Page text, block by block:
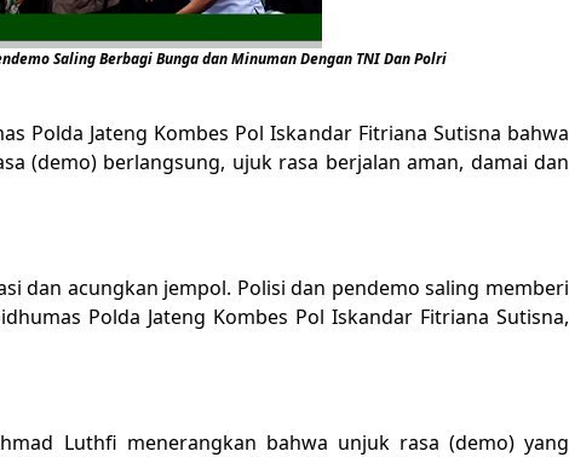
Saling Berbagi Bunga dan Minuman Dengan TNI Dan Polri
Polda Jateng Kombes Pol Iskandar Fitriana Sutisna bahwa
(demo) berlangsung, ujuk rasa berjalan aman, damai dan
dan acungkan jempol. Polisi dan pendemo saling memberi
Polda Jateng Kombes Pol Iskandar Fitriana Sutisna,
Luthfi menerangkan bahwa unjuk rasa (demo) yang